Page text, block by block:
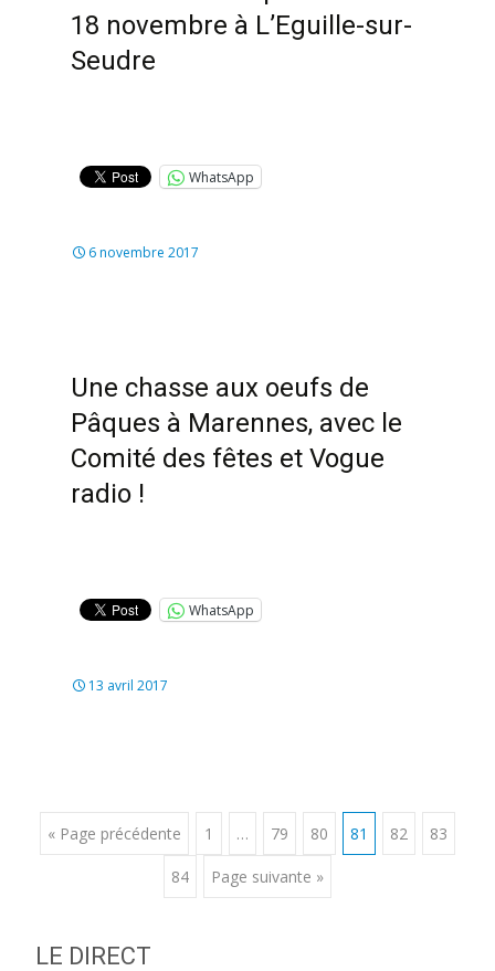
18 novembre à L’Eguille-sur-
Seudre
WhatsApp
6 novembre 2017
Une chasse aux oeufs de
Pâques à Marennes, avec le
Comité des fêtes et Vogue
radio !
WhatsApp
13 avril 2017
Posts
navigation
« Page précédente 1 … 79 80 81 82 83
84 Page suivante »
LE DIRECT